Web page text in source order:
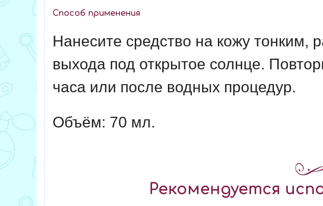
Способ применения
Нанесите средство на кожу
выхода под открытое солнце.
часа или после водных процедур.
Объём: 70 мл.
Рекомендуется